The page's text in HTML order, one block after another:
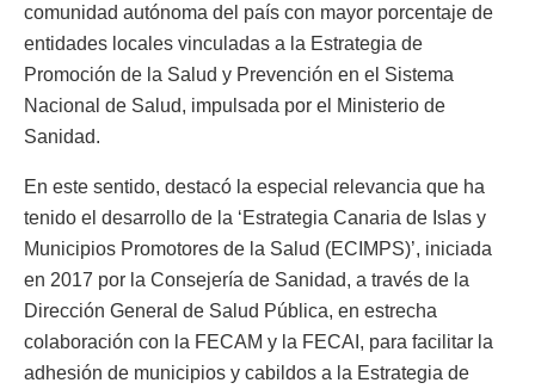
comunidad autónoma del país con mayor porcentaje de
entidades locales vinculadas a la Estrategia de
Promoción de la Salud y Prevención en el Sistema
Nacional de Salud, impulsada por el Ministerio de
Sanidad.
En este sentido, destacó la especial relevancia que ha
tenido el desarrollo de la ‘Estrategia Canaria de Islas y
Municipios Promotores de la Salud (ECIMPS)’, iniciada
en 2017 por la Consejería de Sanidad, a través de la
Dirección General de Salud Pública, en estrecha
colaboración con la FECAM y la FECAI, para facilitar la
adhesión de municipios y cabildos a la Estrategia de